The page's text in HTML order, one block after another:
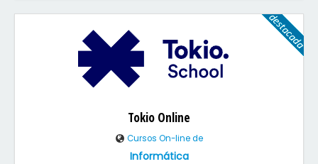
Tokio Online
Cursos On-line de
Informática